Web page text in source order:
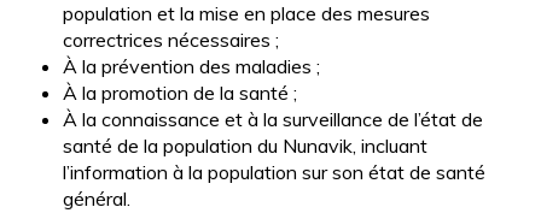
population et la mise en place des mesures
correctrices nécessaires ;
À la prévention des maladies ;
À la promotion de la santé ;
À la connaissance et à la surveillance de l’état de
santé de la population du Nunavik, incluant
l’information à la population sur son état de santé
général.